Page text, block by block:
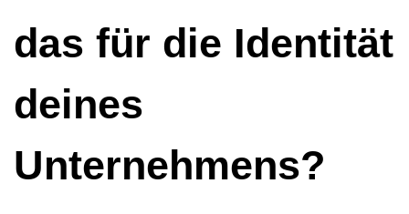
das für die Identität
deines
Unternehmens?